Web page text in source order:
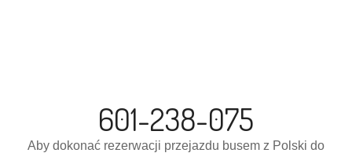
601-238-075
Aby dokonać rezerwacji przejazdu busem z Polski do